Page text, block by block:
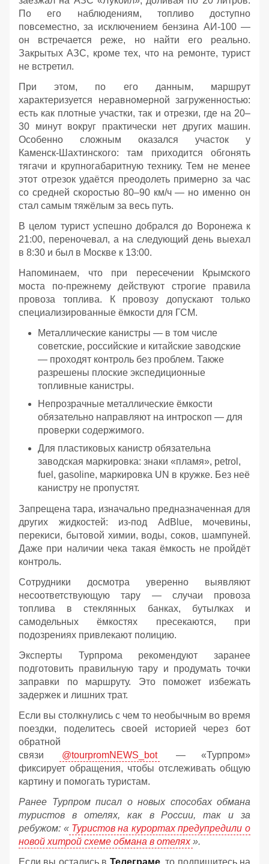
По его наблюдениям, топливо доступно
повсеместно, за исключением бензина АИ‑100 —
он встречается реже, но найти его реально.
Закрытых АЗС, кроме тех, что на ремонте, турист
не встретил.
При этом, по его данным, маршрут
характеризуется неравномерной загруженностью:
есть как плотные участки, так и отрезки, где на 20–
30 минут вокруг практически нет других машин.
Особенно сложным оказался участок у
Каменск‑Шахтинского: там приходится обгонять
тягачи и крупногабаритную технику. Тем не менее
этот отрезок удаётся преодолеть примерно за час
со средней скоростью 80–90 км/ч — но именно он
стал самым тяжёлым за весь путь.
В целом турист успешно добрался до Воронежа к
21:00, переночевал, а на следующий день выехал
в 8:30 и был в Москве к 13:00.
Напоминаем, что при пересечении Крымского
моста по‑прежнему действуют строгие правила
провоза топлива. К провозу допускают только
специализированные ёмкости для ГСМ.
Металлические канистры — в том числе
советские, российские и китайские заводские
— проходят контроль без проблем. Также
разрешены плоские экспедиционные
топливные канистры.
Непрозрачные металлические ёмкости
обязательно направляют на интроскоп — для
проверки содержимого.
Для пластиковых канистр обязательна
заводская маркировка: знаки «пламя», petrol,
fuel, gasoline, маркировка UN в кружке. Без неё
канистру не пропустят.
Запрещена тара, изначально предназначенная для
других жидкостей: из‑под AdBlue, мочевины,
перекиси, бытовой химии, воды, соков, шампуней.
Даже при наличии чека такая ёмкость не пройдёт
контроль.
Сотрудники досмотра уверенно выявляют
несоответствующую тару — случаи провоза
топлива в стеклянных банках, бутылках и
самодельных ёмкостях пресекаются, при
подозрениях привлекают полицию.
Эксперты Турпрома рекомендуют заранее
подготовить правильную тару и продумать точки
заправки по маршруту. Это поможет избежать
задержек и лишних трат.
Если вы столкнулись с чем то необычным во время
поездки, поделитесь своей историей через бот
обратной
связи
@tourpromNEWS_bot
— «Турпром»
фиксирует обращения, чтобы отслеживать общую
картину и помогать туристам.
Ранее Турпром писал о новых способах обмана
туристов в отелях, как в России, так и за
ребужом: « Туристов на курортах предупредили о
новой хитрой схеме обмана в отелях ».
Если вы остались в Телеграме, то подпишитесь на